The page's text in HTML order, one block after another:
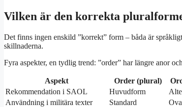
Vilken är den korrekta
Det finns ingen enskild ”korrekt” form – båda är
skillnaderna.
Fyra aspekter, en tydlig trend: ”order” har längre anor
Aspekt Order (plural)
Rekommendation i SAOL
Huvudform
Användning i militära texter
Standard